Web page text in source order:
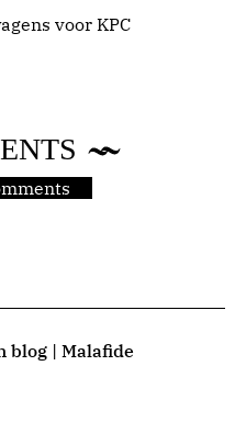
voor KPC
blog | Malafide